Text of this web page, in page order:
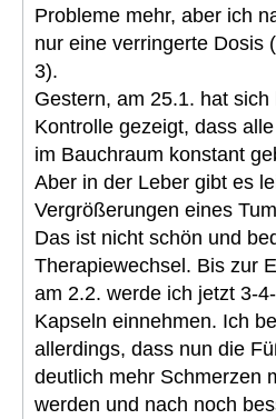
Probleme mehr, aber ich
nur eine verringerte Dosis
3).
Gestern, am 25.1. hat sich
Kontrolle gezeigt, dass
im Bauchraum konstant
Aber in der Leber gibt es
Vergrößerungen eines
Das ist nicht schön und
Therapiewechsel. Bis zur
am 2.2. werde ich jetzt 3-
Kapseln einnehmen. Ich
allerdings, dass nun die
deutlich mehr Schmerzen
werden und nach noch